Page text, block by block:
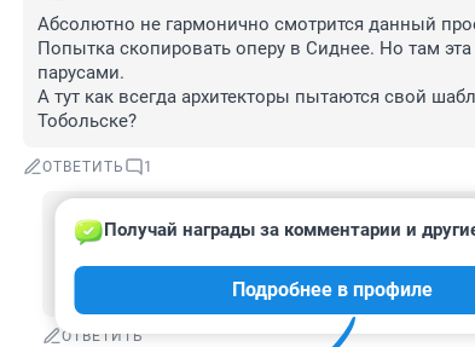
Абсолютно не гармонично смотрится данный
Попытка скопировать оперу в Сиднее. Но там
парусами.
А тут как всегда архитекторы пытаются свой
Тобольске?
ОТВЕТИТЬ 1
28 февраля 2025, 15:22
Вкусовщина. Кому-то нравится, кому-то нет.
это стильно, темные и острые фасады уже
ОТВЕТИТЬ
Получай награды за комментарии и
Подробнее в профиле